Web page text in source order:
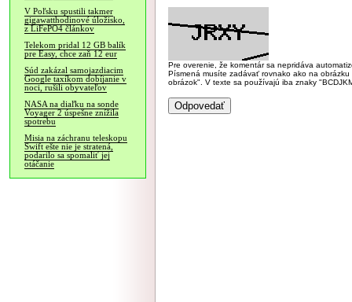
V Poľsku spustili takmer
gigawatthodinové úložisko,
z LiFePO4 článkov
Telekom pridal 12 GB balík
pre Easy, chce zaň 12 eur
Súd zakázal samojazdiacim
Google taxíkom dobíjanie v
noci, rušili obyvateľov
NASA na diaľku na sonde
Voyager 2 úspešne znížila
spotrebu
Misia na záchranu teleskopu
Swift ešte nie je stratená,
podarilo sa spomaliť jej
otáčanie
Pre overenie, že komentár sa nepridáva
Písmená musíte zadávať rovnako ako na
obrázok". V texte sa používajú iba znaky